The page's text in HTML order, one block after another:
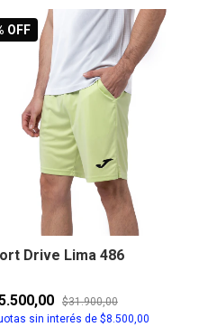
OFF
Drive Lima 486
$31.900,00
sin interés de $8.500,00